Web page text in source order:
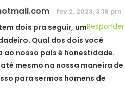
fev 2, 2023, 3:18 pm
Responder
dois pra seguir, um
Qual dos dois você
ao nosso país é honestidade.
mesmo na nossa maneira de
para sermos homens de